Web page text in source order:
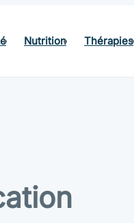
Nutrition Thérapies